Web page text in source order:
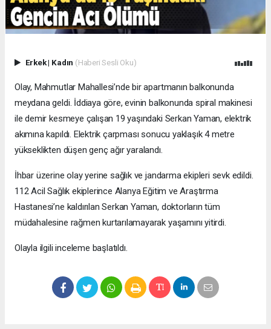
Erkek| Kadın (Haberi Sesli Oku)
Olay, Mahmutlar Mahallesi’nde bir apartmanın balkonunda
meydana geldi. İddiaya göre, evinin balkonunda spiral makinesi
ile demir kesmeye çalışan 19 yaşındaki Serkan Yaman, elektrik
akımına kapıldı. Elektrik çarpması sonucu yaklaşık 4 metre
yükseklikten düşen genç ağır yaralandı.
İhbar üzerine olay yerine sağlık ve jandarma ekipleri sevk edildi.
112 Acil Sağlık ekiplerince Alanya Eğitim ve Araştırma
Hastanesi’ne kaldırılan Serkan Yaman, doktorların tüm
müdahalesine rağmen kurtarılamayarak yaşamını yitirdi.
Olayla ilgili inceleme başlatıldı.